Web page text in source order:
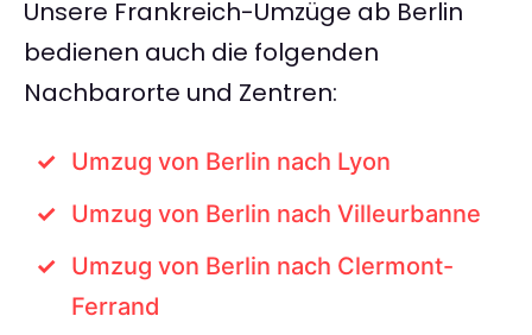
Unsere Frankreich-Umzüge ab Berlin
bedienen auch die folgenden
Nachbarorte und Zentren:
Umzug von Berlin nach Lyon
Umzug von Berlin nach Villeurbanne
Umzug von Berlin nach Clermont-
Ferrand